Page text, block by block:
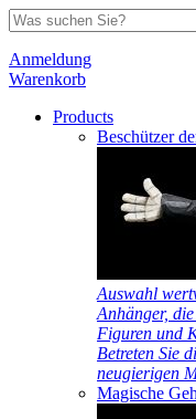
Anmeldung
Warenkorb
Products
Beschützer
Auswahl
Anhänger,
Figuren und
Betreten Sie
neugierigen
Magische